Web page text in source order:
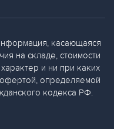
касающаяся
на складе, стоимости
и ни при каких
определяемой
кодекса РФ.